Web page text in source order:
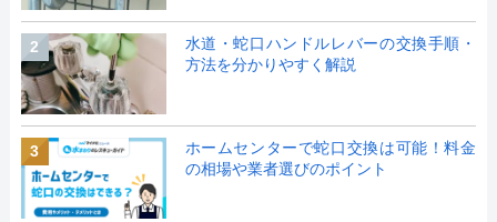
2
水道・蛇口ハンドルレバーの交換手順・
方法を分かりやすく解説
3
ホームセンターで蛇口交換は可能！料金
の相場や業者選びのポイント